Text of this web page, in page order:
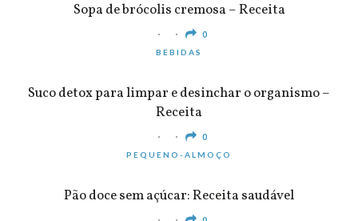
Sopa de brócolis cremosa – Receita
0
BEBIDAS
Suco detox para limpar e desinchar o organismo –
Receita
0
PEQUENO-ALMOÇO
Pão doce sem açúcar: Receita saudável